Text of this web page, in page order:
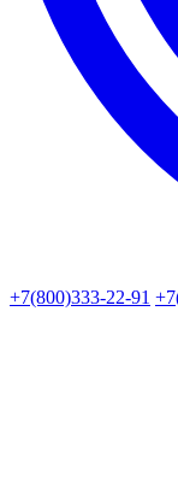
+7(800)333-22-91